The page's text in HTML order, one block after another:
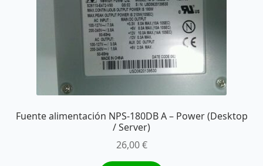
Fuente alimentación NPS-180DB A – Power (Desktop
/ Server)
26,00€